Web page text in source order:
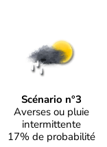
Scénario n°3
Averses ou pluie
intermittente
17% de probabilité